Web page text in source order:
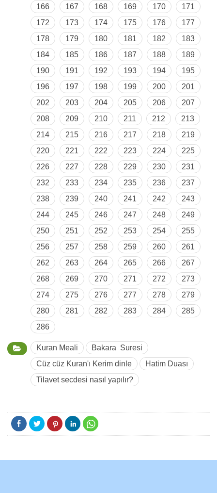
166
167 168 169 170
171
172
173 174 175 176
177
178
179 180 181 182
183
184
185 186 187 188
189
190
191 192 193 194
195
196
197 198 199 200
201
202
203 204 205 206
207
208
209 210 211 212
213
214
215 216 217 218
219
220
221 222 223 224
225
226
227 228 229 230
231
232
233 234 235 236
237
238
239 240 241 242
243
244
245 246 247 248
249
250
251 252 253 254
255
256
257 258 259 260
261
262
263 264 265 266
267
268
269 270 271 272
273
274
275 276 277 278
279
280
281 282 283 284
285
286
Kuran Meali
Bakara Suresi
Cüz cüz Kuran'ı Kerim dinle
Hatim Duası
Tilavet secdesi nasıl yapılır?